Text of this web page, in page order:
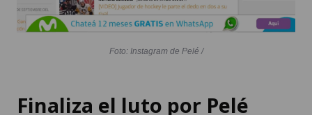
Foto: Instagram de Pelé /
Finaliza el luto por Pelé